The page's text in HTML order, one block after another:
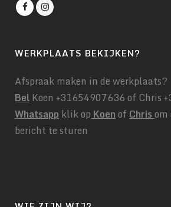
WERKPLAATS BEKIJKEN?
Afspraak maken in de werkplaats?
BelKoen +31654907636 of Chris
Whatsappklik opKoenofChrisom
bericht te sturen